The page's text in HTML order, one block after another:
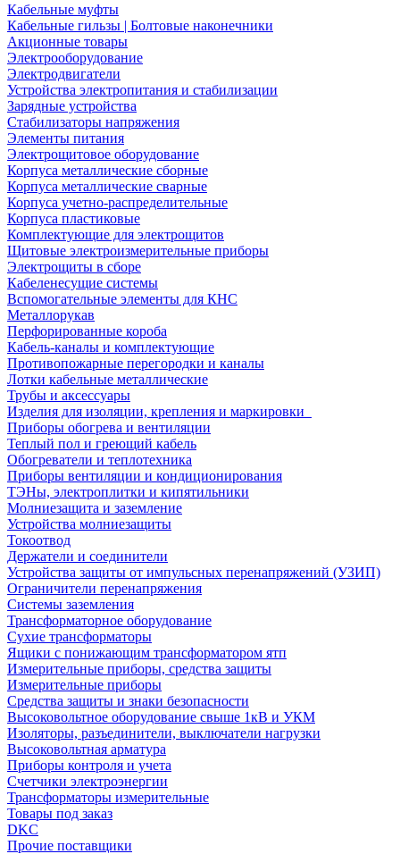
Кабельные муфты
Кабельные гильзы | Болтовые наконечники
Акционные товары
Электрооборудование
Электродвигатели
Устройства электропитания и стабилизации
Зарядные устройства
Стабилизаторы напряжения
Элементы питания
Электрощитовое оборудование
Корпуса металлические сборные
Корпуса металлические сварные
Корпуса учетно-распределительные
Корпуса пластиковые
Комплектующие для электрощитов
Щитовые электроизмерительные приборы
Электрощиты в сборе
Кабеленесущие системы
Вспомогательные элементы для КНС
Металлорукав
Перфорированные короба
Кабель-каналы и комплектующие
Противопожарные перегородки и каналы
Лотки кабельные металлические
Трубы и аксессуары
Изделия для изоляции, крепления и маркировки
Приборы обогрева и вентиляции
Теплый пол и греющий кабель
Обогреватели и теплотехника
Приборы вентиляции и кондиционирования
ТЭНы, электроплитки и кипятильники
Молниезащита и заземление
Устройства молниезащиты
Токоотвод
Держатели и соединители
Устройства защиты от импульсных перенапряжений (УЗИП)
Ограничители перенапряжения
Системы заземления
Трансформаторное оборудование
Сухие трансформаторы
Ящики с понижающим трансформатором ятп
Измерительные приборы, средства защиты
Измерительные приборы
Средства защиты и знаки безопасности
Высоковольтное оборудование свыше 1кВ и УКМ
Изоляторы, разъединители, выключатели нагрузки
Высоковольтная арматура
Приборы контроля и учета
Счетчики электроэнергии
Трансформаторы измерительные
Товары под заказ
DKC
Прочие поставщики